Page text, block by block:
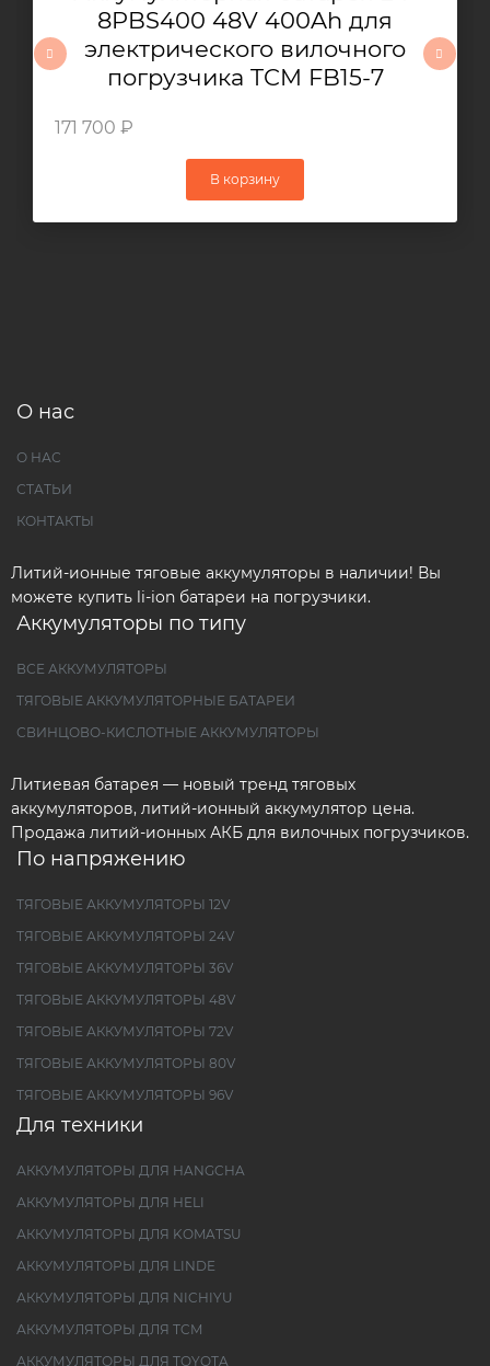
8PBS400 48V 400Ah для
электрического вилочного
погрузчика TCM FB15-7
171 700 ₽
В корзину
О нас
О НАС
СТАТЬИ
КОНТАКТЫ
Литий-ионные тяговые аккумуляторы в наличии! Вы
можете купить li-ion батареи на погрузчики.
Аккумуляторы по типу
ВСЕ АККУМУЛЯТОРЫ
ТЯГОВЫЕ АККУМУЛЯТОРНЫЕ БАТАРЕИ
СВИНЦОВО-КИСЛОТНЫЕ АККУМУЛЯТОРЫ
Литиевая батарея — новый тренд тяговых
аккумуляторов, литий-ионный аккумулятор цена.
Продажа литий-ионных АКБ для вилочных погрузчиков.
По напряжению
ТЯГОВЫЕ АККУМУЛЯТОРЫ 12V
ТЯГОВЫЕ АККУМУЛЯТОРЫ 24V
ТЯГОВЫЕ АККУМУЛЯТОРЫ 36V
ТЯГОВЫЕ АККУМУЛЯТОРЫ 48V
ТЯГОВЫЕ АККУМУЛЯТОРЫ 72V
ТЯГОВЫЕ АККУМУЛЯТОРЫ 80V
ТЯГОВЫЕ АККУМУЛЯТОРЫ 96V
Для техники
АККУМУЛЯТОРЫ ДЛЯ HANGCHA
АККУМУЛЯТОРЫ ДЛЯ HELI
АККУМУЛЯТОРЫ ДЛЯ KOMATSU
АККУМУЛЯТОРЫ ДЛЯ LINDE
АККУМУЛЯТОРЫ ДЛЯ NICHIYU
АККУМУЛЯТОРЫ ДЛЯ TCM
АККУМУЛЯТОРЫ ДЛЯ TOYOTA